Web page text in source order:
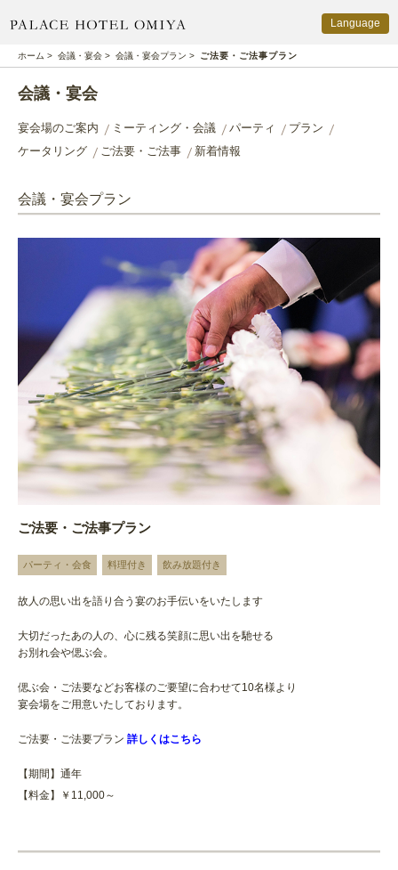
Language
ホーム > 会議・宴会 > 会議・宴会プラン > ご法要・ご法事プラン
会議・宴会
宴会場のご案内 ミーティング・会議 パーティ
プラン
ケータリング
ご法要・ご法事 新着情報
会議・宴会プラン
ご法要・ご法事プラン
パーティ・会食 料理付き 飲み放題付き
故人の思い出を語り合う宴のお手伝いをいたします
大切だったあの人の、心に残る笑顔に思い出を馳せる
お別れ会や偲ぶ会。
偲ぶ会・ご法要などお客様のご要望に合わせて10名様より
宴会場をご用意いたしております。
ご法要・ご法要プラン 詳しくはこちら
【期間】通年
【料金】￥11,000～